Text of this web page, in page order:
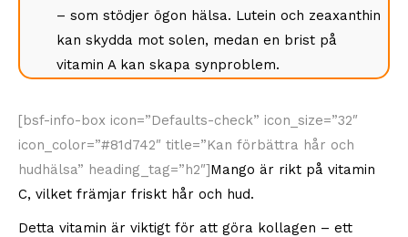
– som stödjer ögon hälsa. Lutein och zeaxanthin
kan skydda mot solen, medan en brist på
vitamin A kan skapa synproblem.
[bsf-info-box icon=”Defaults-check” icon_size=”32″
icon_color=”#81d742″ title=”Kan förbättra hår och
hudhälsa” heading_tag=”h2″]Mango är rikt på vitamin
C, vilket främjar friskt hår och hud.
Detta vitamin är viktigt för att göra kollagen – ett